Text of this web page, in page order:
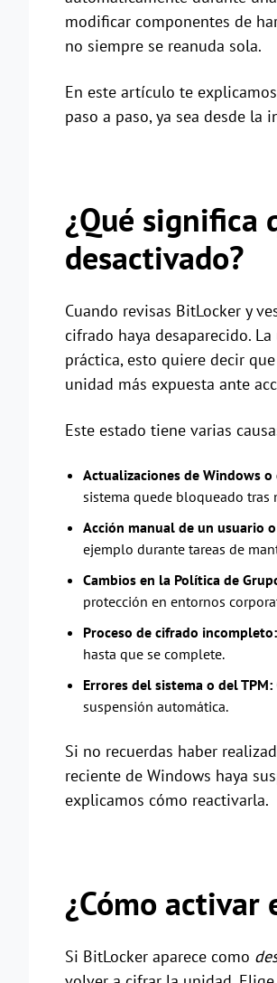
modificar componentes de
no siempre se reanuda sola.
En este artículo te
paso a paso, ya sea desde la
¿Qué significa
desactivado?
Cuando revisas BitLocker y
cifrado haya desaparecido.
práctica, esto quiere decir
unidad más expuesta ante
Este estado tiene varias
Actualizaciones de Windows
sistema quede bloqueado tras
Acción manual de un usuario
ejemplo durante tareas de
Cambios en la Política de
protección en entornos
Proceso de cifrado incompleto:
hasta que se complete.
Errores del sistema o del TPM:
suspensión automática.
Si no recuerdas haber
reciente de Windows haya
explicamos cómo reactivarla.
¿Cómo activar
Si BitLocker aparece como